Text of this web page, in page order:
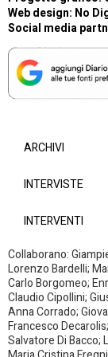
Web design: No
Social media
ARCHIVI
INTERVISTE
INTERVENTI
Collaborano:
Lorenzo Bardelli;
Carlo Borgomeo;
Claudio Cipollini;
Anna Corrado;
Francesco
Salvatore Di Bacco;